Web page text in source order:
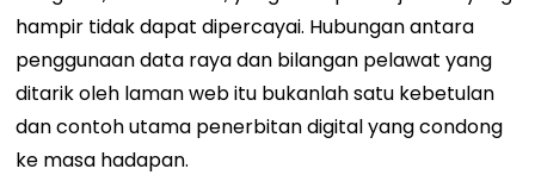
hampir tidak dapat dipercayai. Hubungan antara
penggunaan data raya dan bilangan pelawat yang
ditarik oleh laman web itu bukanlah satu kebetulan
dan contoh utama penerbitan digital yang condong
ke masa hadapan.